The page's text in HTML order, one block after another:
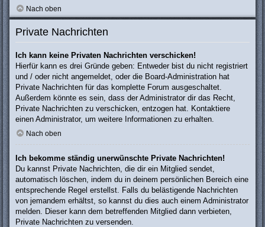
Nach oben
Private Nachrichten
Ich kann keine Privaten Nachrichten verschicken!
Hierfür kann es drei Gründe geben: Entweder bist du nicht registriert
und / oder nicht angemeldet, oder die Board-Administration hat
Private Nachrichten für das komplette Forum ausgeschaltet.
Außerdem könnte es sein, dass der Administrator dir das Recht,
Private Nachrichten zu verschicken, entzogen hat. Kontaktiere
einen Administrator, um weitere Informationen zu erhalten.
Nach oben
Ich bekomme ständig unerwünschte Private Nachrichten!
Du kannst Private Nachrichten, die dir ein Mitglied sendet,
automatisch löschen, indem du in deinem persönlichen Bereich eine
entsprechende Regel erstellst. Falls du belästigende Nachrichten
von jemandem erhältst, so kannst du dies auch einem Administrator
melden. Dieser kann dem betreffenden Mitglied dann verbieten,
Private Nachrichten zu versenden.